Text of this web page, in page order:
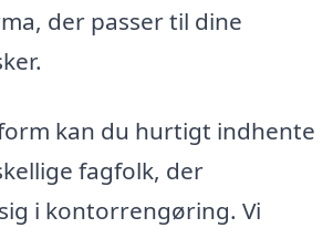
der passer til dine
kan du hurtigt indhente
fagfolk, der
i kontorrengøring. Vi